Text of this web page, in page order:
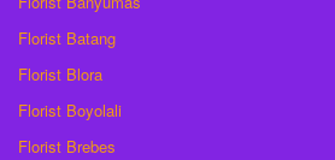
Florist Batang
Florist Blora
Florist Boyolali
Florist Brebes